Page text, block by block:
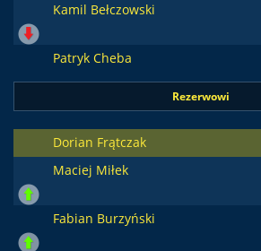
Kamil Bełczowski
Patryk Cheba
Rezerwowi
Dorian Frątczak
Maciej Miłek
Fabian Burzyński